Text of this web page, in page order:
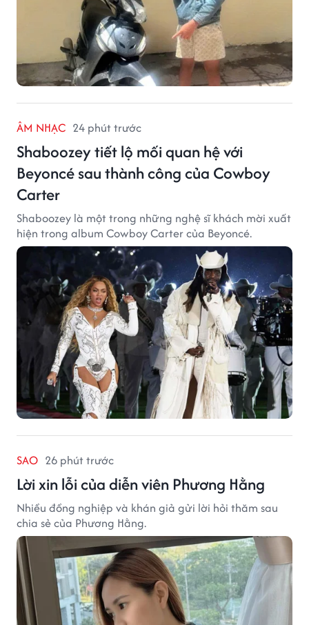
ÂM NHẠC 24 phút trước
Shaboozey tiết lộ mối quan hệ với
Beyoncé sau thành công của Cowboy
Carter
Shaboozey là một trong những nghệ sĩ khách mời xuất
hiện trong album Cowboy Carter của Beyoncé.
SAO 26 phút trước
Lời xin lỗi của diễn viên Phương Hằng
Nhiều đồng nghiệp và khán giả gửi lời hỏi thăm sau
chia sẻ của Phương Hằng.